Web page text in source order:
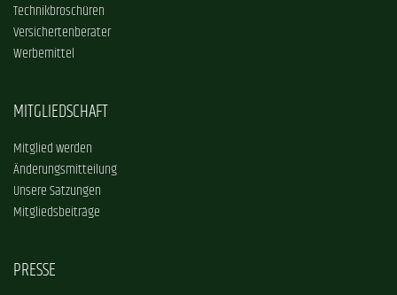
Technikbroschüren
Versichertenberater
Werbemittel
MITGLIEDSCHAFT
Mitglied werden
Änderungsmitteilung
Unsere Satzungen
Mitgliedsbeiträge
PRESSE